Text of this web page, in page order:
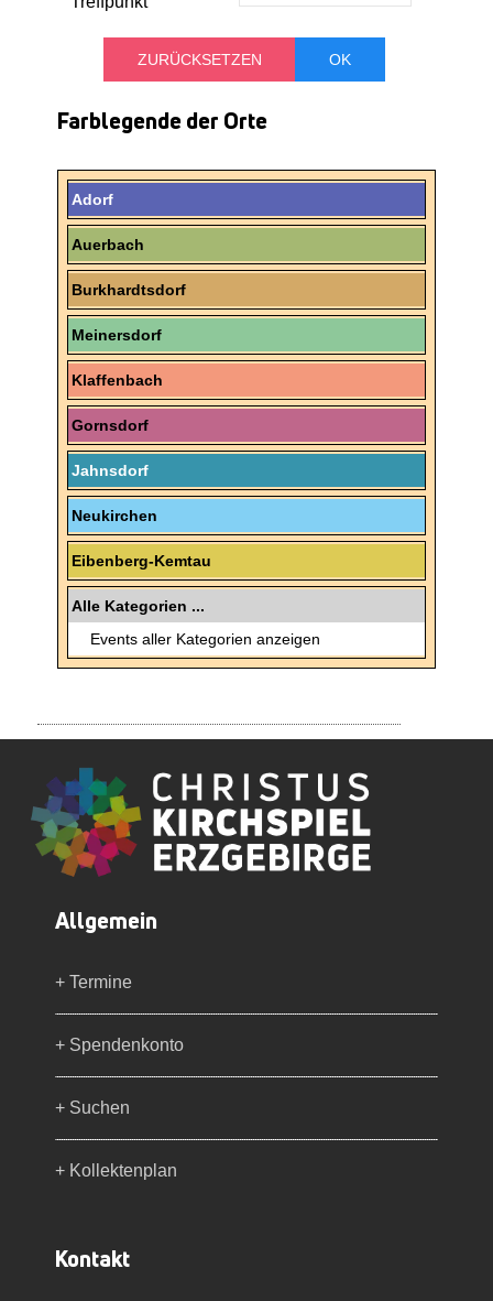
Farblegende der Orte
Adorf
Auerbach
Burkhardtsdorf
Meinersdorf
Klaffenbach
Gornsdorf
Jahnsdorf
Neukirchen
Eibenberg-Kemtau
Alle Kategorien ...
Events aller Kategorien anzeigen
Allgemein
+ Termine
+ Spendenkonto
+ Suchen
+ Kollektenplan
Kontakt